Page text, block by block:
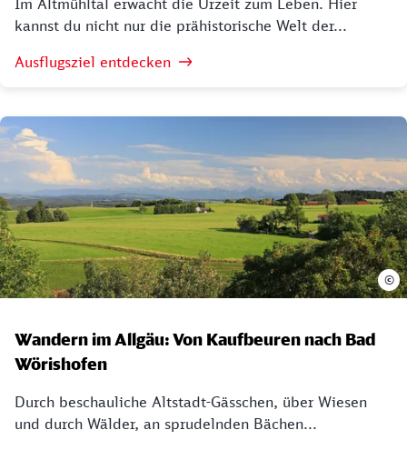
Im Altmühltal erwacht die Urzeit zum Leben. Hier
kannst du nicht nur die prähistorische Welt der...
Ausflugsziel entdecken
Wandern im Allgäu: Von Kaufbeuren nach Bad
Wörishofen
Durch beschauliche Altstadt-Gässchen, über Wiesen
und durch Wälder, an sprudelnden Bächen...
©